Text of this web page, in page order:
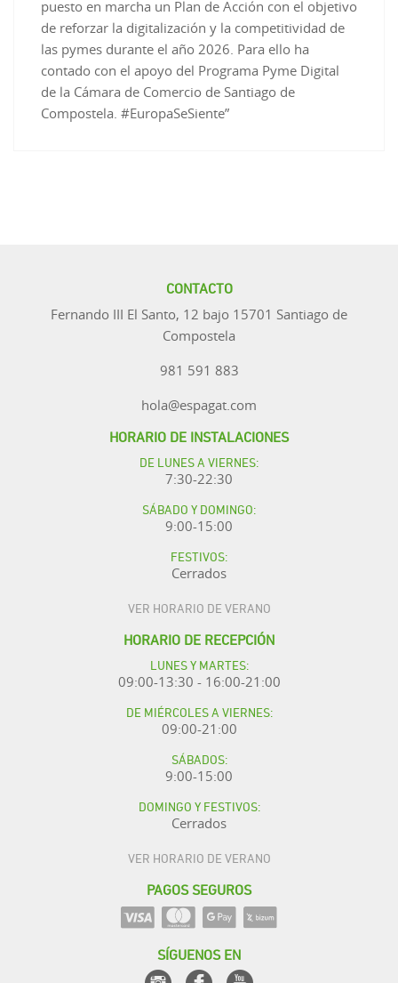
puesto en marcha un Plan de Acción con el objetivo
de reforzar la digitalización y la competitividad de
las pymes durante el año 2026. Para ello ha
contado con el apoyo del Programa Pyme Digital
de la Cámara de Comercio de Santiago de
Compostela. #EuropaSeSiente”
CONTACTO
Fernando III El Santo, 12 bajo 15701 Santiago de
Compostela
981 591 883
hola@espagat.com
HORARIO DE INSTALACIONES
DE LUNES A VIERNES:
7:30-22:30
SÁBADO Y DOMINGO:
9:00-15:00
FESTIVOS:
Cerrados
VER HORARIO DE VERANO
HORARIO DE RECEPCIÓN
LUNES Y MARTES:
09:00-13:30 - 16:00-21:00
DE MIÉRCOLES A VIERNES:
09:00-21:00
SÁBADOS:
9:00-15:00
DOMINGO Y FESTIVOS:
Cerrados
VER HORARIO DE VERANO
PAGOS SEGUROS
SÍGUENOS EN